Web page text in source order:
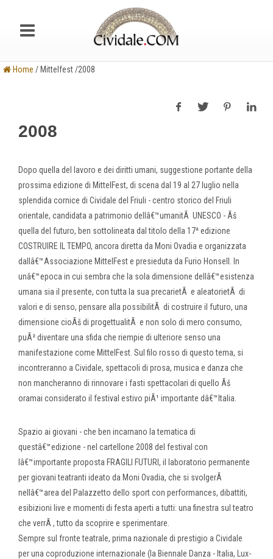
Home / Mittelfest /2008
2008
Dopo quella del lavoro e dei diritti umani, suggestione portante della
prossima edizione di MittelFest, di scena dal 19 al 27 luglio nella
splendida cornice di Cividale del Friuli - centro storico del Friuli
orientale, candidata a patrimonio dellâ€™umanitÃ UNESCO - Ãš
quella del futuro, ben sottolineata dal titolo della 17^ edizione
COSTRUIRE IL TEMPO, ancora diretta da Moni Ovadia e organizzata
dallâ€™Associazione MittelFest e presieduta da Furio Honsell. In
unâ€™epoca in cui sembra che la sola dimensione dellâ€™esistenza
umana sia il presente, con tutta la sua precarietÃ e aleatorietÃ di
valori e di senso, pensare alla possibilitÃ di costruire il futuro, una
dimensione cioÃš di progettualitÃ e non solo di mero consumo,
puÃ² diventare una sfida che riempie di ulteriore senso una
manifestazione come MittelFest. Sul filo rosso di questo tema, si
incontreranno a Cividale, spettacoli di prosa, musica e danza che
non mancheranno di rinnovare i fasti spettacolari di quello Ãš
oramai considerato il festival estivo piÃ¹ importante dâ€™Italia.
Spazio ai giovani - che ben incarnano la tematica di
questâ€™edizione - nel cartellone 2008 del festival con
lâ€™importante proposta FRAGILI FUTURI, il laboratorio permanente
per giovani teatranti ideato da Moni Ovadia, che si svolgerÃ
nellâ€™area del Palazzetto dello sport con performances, dibattiti,
esibizioni live e momenti di festa aperti a tutti: una finestra sul teatro
che verrÃ , tutto da scoprire e sperimentare.
Sempre sul fronte teatrale, prima nazionale di prestigio a Cividale
per una coproduzione internazionale (la Biennale Danza - Italia, Lux-